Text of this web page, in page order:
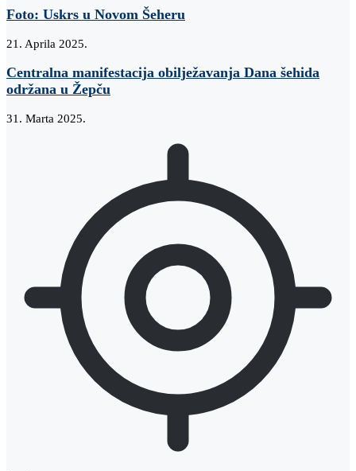
Foto: Uskrs u Novom Šeheru
21. Aprila 2025.
Centralna manifestacija obilježavanja Dana šehida
održana u Žepču
31. Marta 2025.